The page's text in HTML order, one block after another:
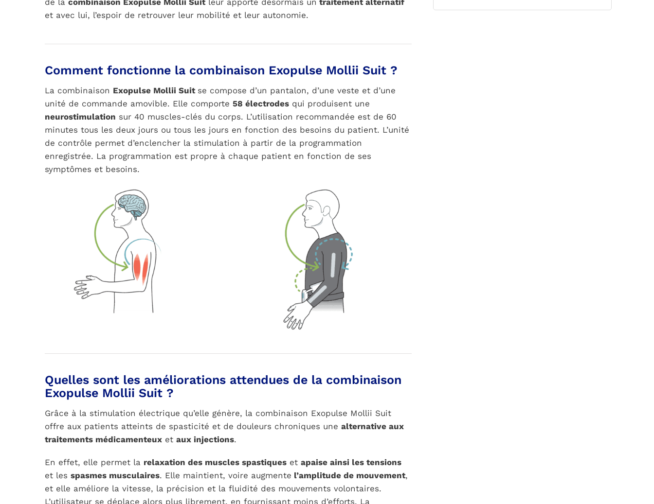
de la combinaison Exopulse Mollii Suit leur apporte désormais un traitement alternatif
et avec lui, l’espoir de retrouver leur mobilité et leur autonomie.
Comment fonctionne la combinaison Exopulse Mollii Suit ?
La combinaison Exopulse Mollii Suit se compose d’un pantalon, d’une veste et d’une
unité de commande amovible. Elle comporte 58 électrodesqui produisent une
neurostimulation sur 40 muscles-clés du corps. L’utilisation recommandée est de 60
minutes tous les deux jours ou tous les jours en fonction des besoins du patient. L’unité
de contrôle permet d’enclencher la stimulation à partir de la programmation
enregistrée. La programmation est propre à chaque patient en fonction de ses
symptômes et besoins.
Quelles sont les améliorations attendues de la combinaison
Exopulse Mollii Suit ?
Grâce à la stimulation électrique qu’elle génère, la combinaison Exopulse Mollii Suit
offre aux patients atteints de spasticité et de douleurs chroniques une alternative aux
traitements médicamenteuxet aux injections.
En effet, elle permet la relaxation des muscles spastiqueset apaise ainsi les tensions
et les spasmes musculaires. Elle maintient, voire augmente l’amplitude de mouvement,
et elle améliore la vitesse, la précision et la fluidité des mouvements volontaires.
L’utilisateur se déplace alors plus librement, en fournissant moins d’efforts. La